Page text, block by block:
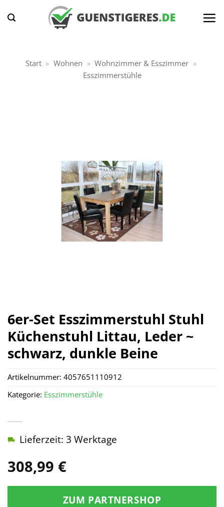
Inhalt
Start » Wohnen » Wohnzimmer & Esszimmer »
Esszimmerstühle
6er-Set Esszimmerstuhl Stuhl
Küchenstuhl Littau, Leder ~
schwarz, dunkle Beine
308,99 €
Lieferzeit: 3 Werktage
ZUM PARTNERSHOP
Artikelnummer: 4057651110912
Kategorie: Esszimmerstühle